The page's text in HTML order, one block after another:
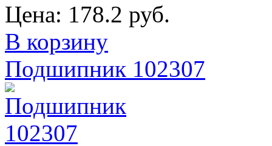
Цена: 178.2 руб.
В корзину
Подшипник 102307